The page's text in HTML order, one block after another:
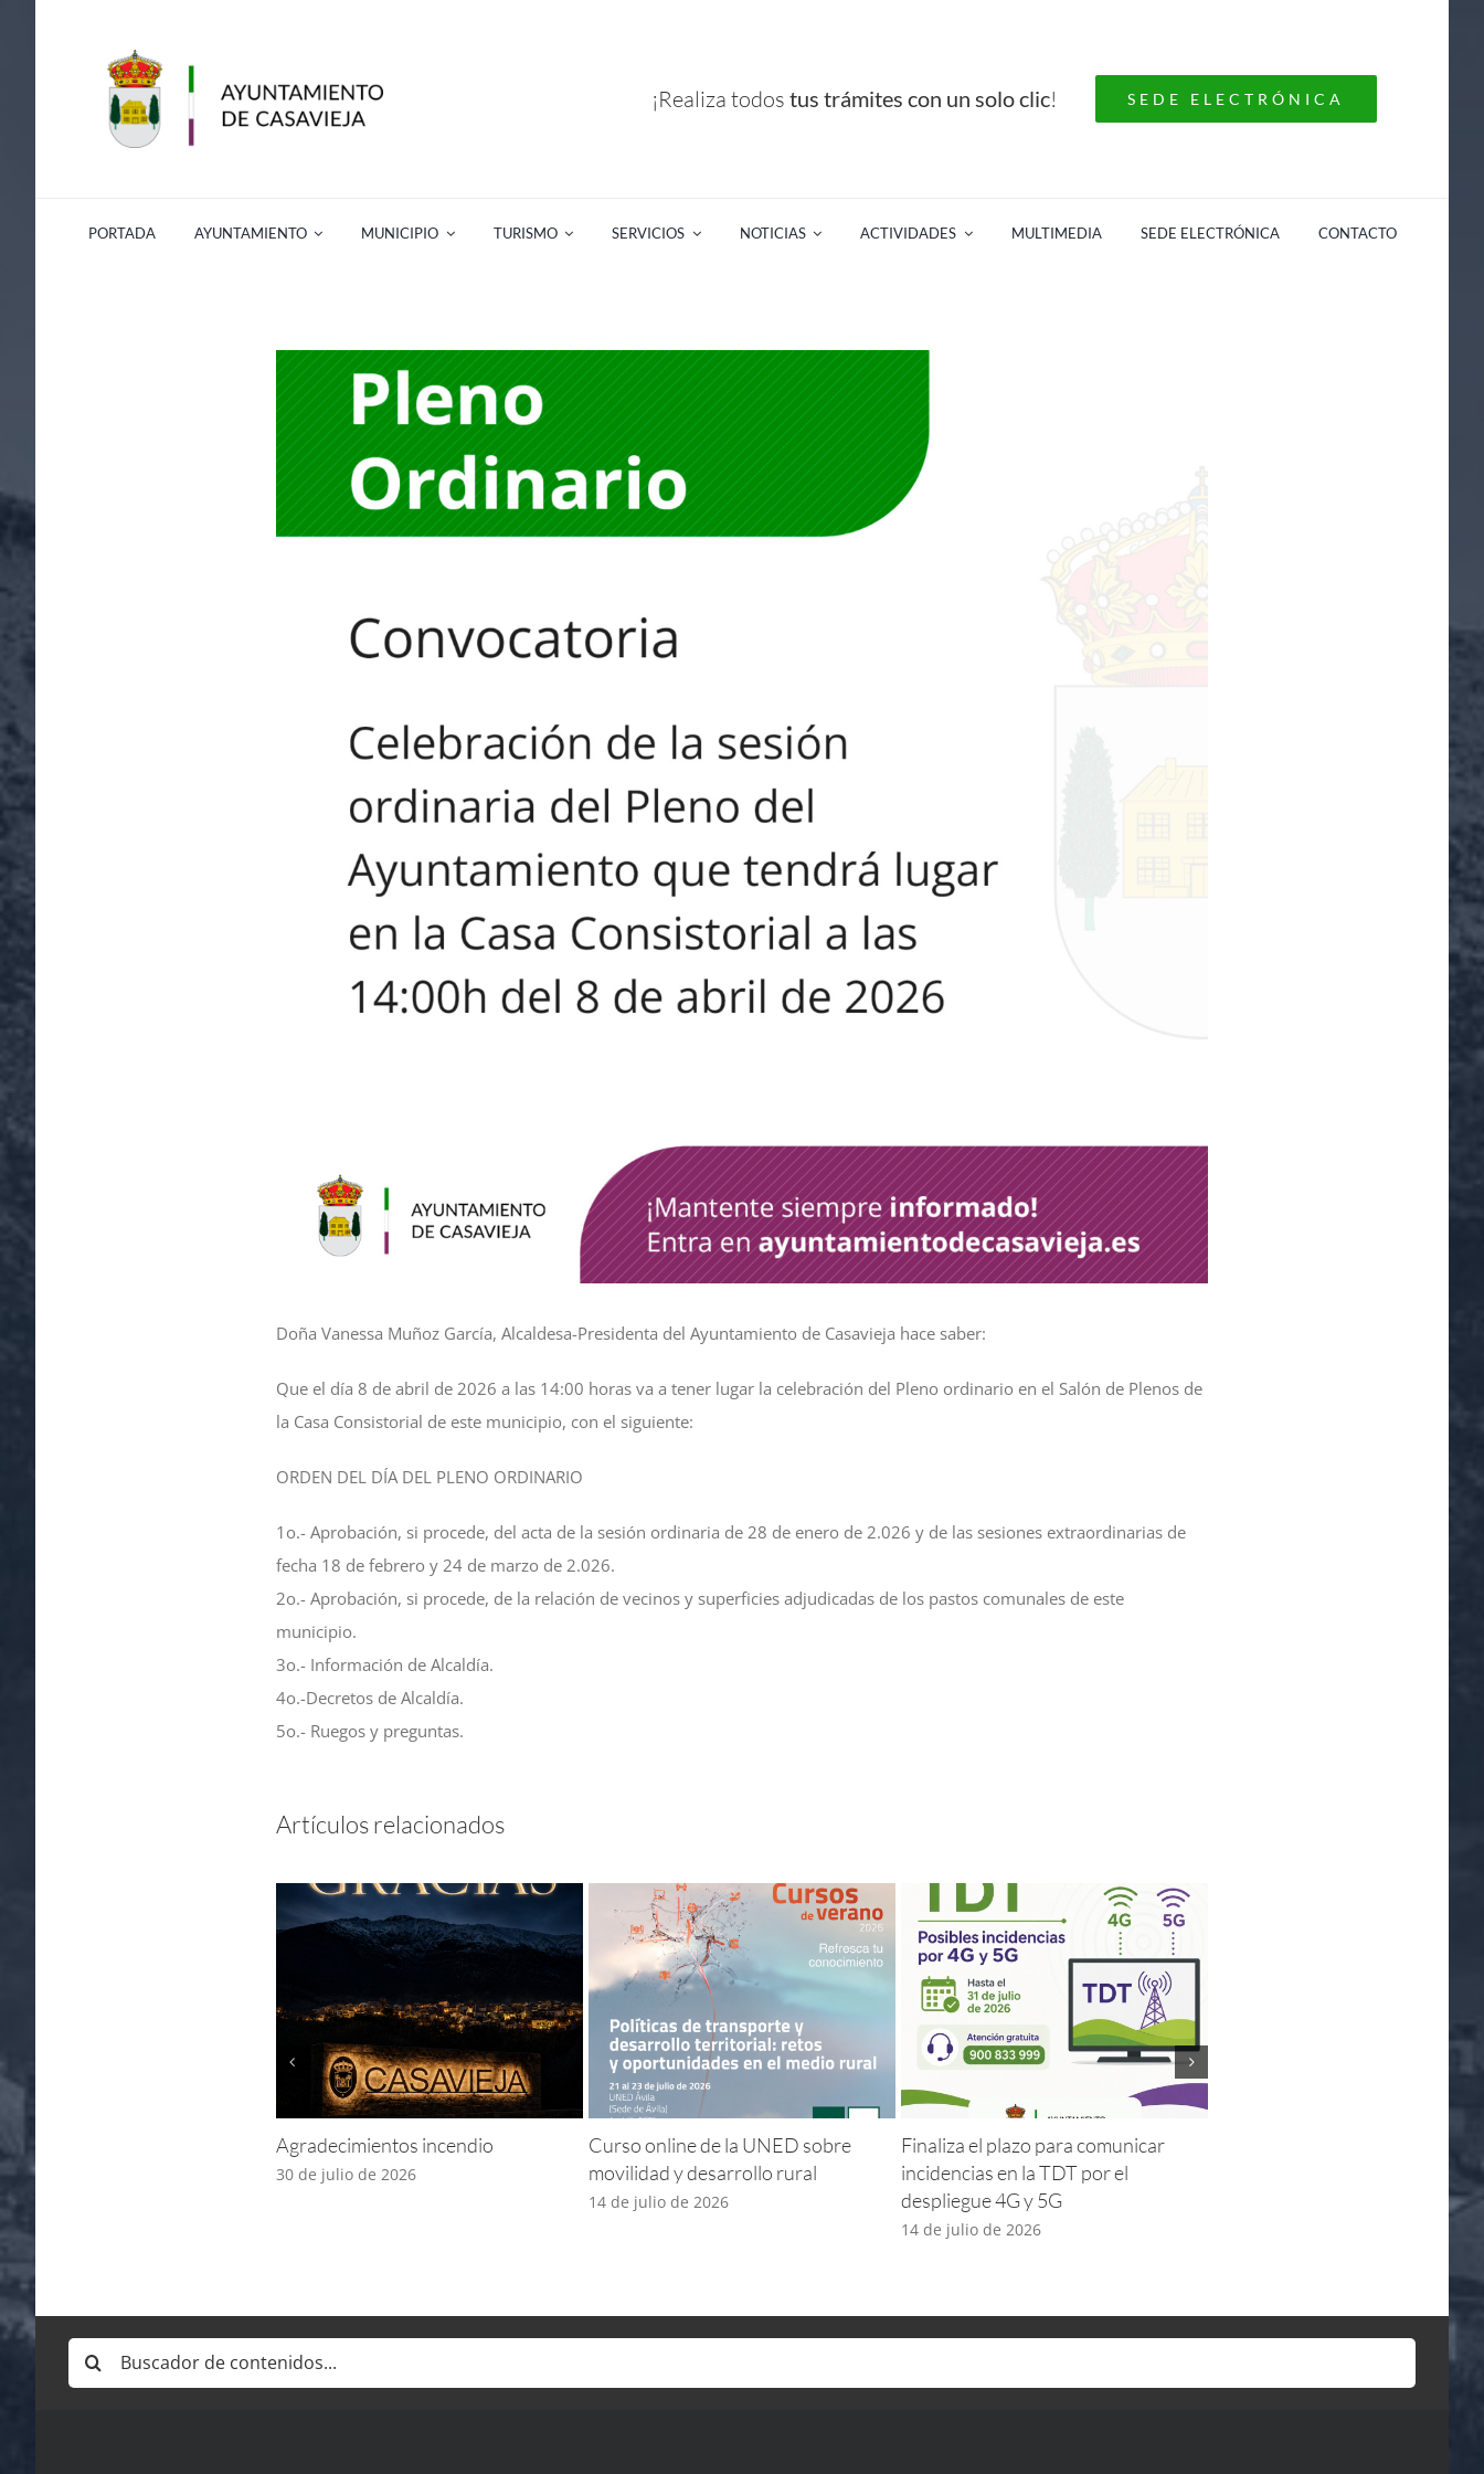
¡Realiza todos tus trámites con un solo clic! SEDE ELECTRÓNICA
PORTADA AYUNTAMIENTO MUNICIPIO TURISMO SERVICIOS NOTICIAS ACTIVIDADES MULTIMEDIA SEDE ELECTRÓNICA CONTACTO
Doña Vanessa Muñoz García, Alcaldesa-Presidenta del Ayuntamiento de Casavieja hace saber:
Que el día 8 de abril de 2026 a las 14:00 horas va a tener lugar la celebración del Pleno ordinario en el Salón de Plenos de
la Casa Consistorial de este municipio, con el siguiente:
ORDEN DEL DÍA DEL PLENO ORDINARIO
1o.- Aprobación, si procede, del acta de la sesión ordinaria de 28 de enero de 2.026 y de las sesiones extraordinarias de
fecha 18 de febrero y 24 de marzo de 2.026.
2o.- Aprobación, si procede, de la relación de vecinos y superficies adjudicadas de los pastos comunales de este
municipio.
3o.- Información de Alcaldía.
4o.-Decretos de Alcaldía.
5o.- Ruegos y preguntas.
Artículos relacionados
Agradecimientos incendio
30 de julio de 2026
Curso online de la UNED sobre
movilidad y desarrollo rural
14 de julio de 2026
Finaliza el plazo para comunicar
incidencias en la TDT por el
despliegue 4G y 5G
14 de julio de 2026
Buscar: